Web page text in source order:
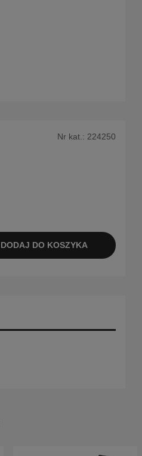
Nr kat.: 224250
DODAJ DO KOSZYKA